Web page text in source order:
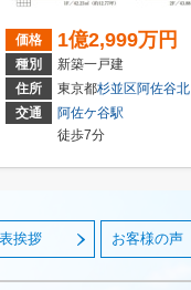
価格 1億2,999万円
種別
新築一戸建
住所
東京都杉並区阿佐谷北
交通
阿佐ケ谷駅
徒歩7分
挨拶 お客様の声